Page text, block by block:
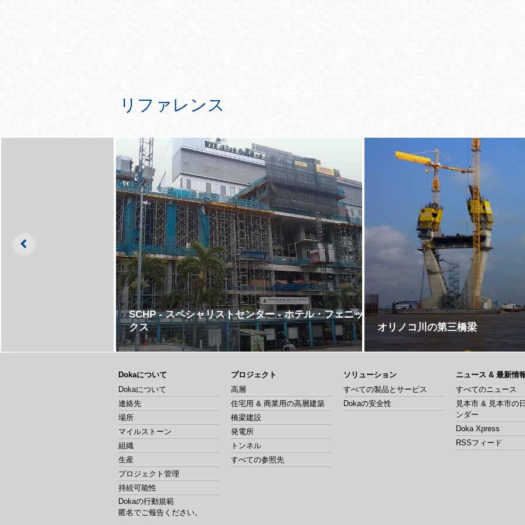
リファレンス
SCHP - スペシャリストセンター - ホテル・フェニッ
クス
オリノコ川の第三橋梁
Left
Dokaについて
Dokaについて
連絡先
場所
マイルストーン
組織
生産
プロジェクト管理
持続可能性
Dokaの行動規範
匿名でご報告ください。
プロジェクト
高層
住宅用 & 商業用の高層建築
橋梁建設
発電所
トンネル
すべての参照先
ソリューション
すべての製品とサービス
Dokaの安全性
ニュース & 最新情
すべてのニュース
見本市 & 見本市の
ンダー
Doka Xpress
RSSフィード